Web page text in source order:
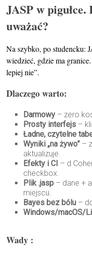
JASP w
uważać?
Na szybko, po studencku:
wiedzieć, gdzie ma
lepiej nie”.
Dlaczego warto:
Darmowy – zero
Prosty interfejs –
Ładne, czytelne
Wyniki „na żywo” –
aktualizuje.
Efekty i CI – d
checkbox.
Plik.jasp – dane +
miejscu.
Bayes bez bólu –
Windows/macOS/
Wady :